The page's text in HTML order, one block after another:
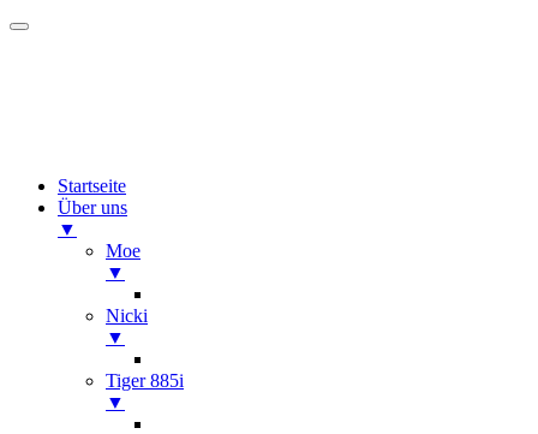
Startseite
Über uns
▼
Moe
▼
Nicki
▼
Tiger 885i
▼